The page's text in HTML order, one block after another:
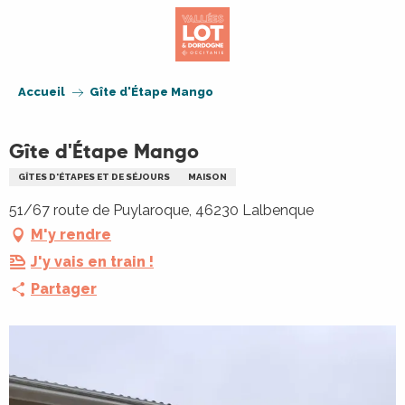
Accueil Gîte d'Étape Mango
Gîte d'Étape Mango
GÎTES D'ÉTAPES ET DE SÉJOURS MAISON
51/67 route de Puylaroque, 46230 Lalbenque
M'y rendre
J'y vais en train !
Partager